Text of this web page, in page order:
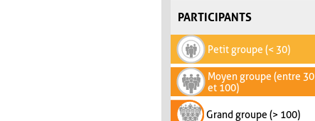
PARTICIPANTS
Petit groupe (< 30)
Moyen groupe (entre 30
et 100)
Grand groupe (> 100)